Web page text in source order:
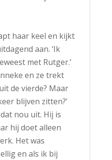
haar keel en kijkt
aan. ‘Ik
met Rutger.’
en ze trekt
de vierde? Maar
blijven zitten?’
nou uit. Hij is
hij doet alleen
Het was
en als ik bij